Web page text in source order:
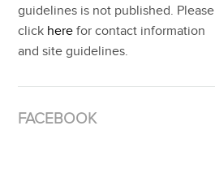
guidelines is not published. Please
click here for contact information
and site guidelines.
FACEBOOK